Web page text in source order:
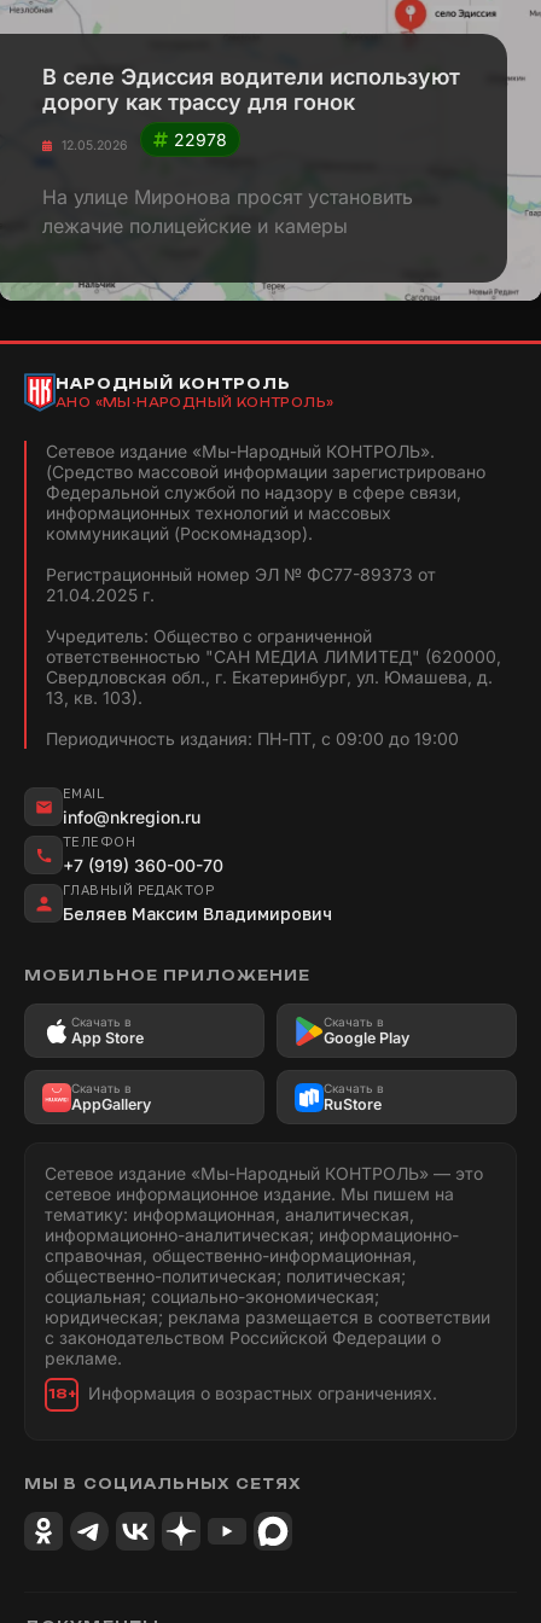
В селе Эдиссия водители используют
дорогу как трассу для гонок
12.05.2026 22978
На улице Миронова просят установить
лежачие полицейские и камеры
НАРОДНЫЙ КОНТРОЛЬ
АНО «МЫ-НАРОДНЫЙ КОНТРОЛЬ»
Сетевое издание «Мы-Народный КОНТРОЛЬ».
(Средство массовой информации зарегистрировано
Федеральной службой по надзору в сфере связи,
информационных технологий и массовых
коммуникаций (Роскомнадзор).
Регистрационный номер ЭЛ № ФС77-89373 от
21.04.2025 г.
Учредитель: Общество с ограниченной
ответственностью "САН МЕДИА ЛИМИТЕД" (620000,
Свердловская обл., г. Екатеринбург, ул. Юмашева, д.
13, кв. 103).
Периодичность издания: ПН-ПТ, с 09:00 до 19:00
EMAIL
info@nkregion.ru
ТЕЛЕФОН
+7 (919) 360-00-70
ГЛАВНЫЙ РЕДАКТОР
Беляев Максим Владимирович
МОБИЛЬНОЕ ПРИЛОЖЕНИЕ
Скачать в
App Store
Скачать в
Google Play
Скачать в
AppGallery
Скачать в
RuStore
Сетевое издание «Мы-Народный КОНТРОЛЬ» — это
сетевое информационное издание. Мы пишем на
тематику: информационная, аналитическая,
информационно-аналитическая; информационно-
справочная, общественно-информационная,
общественно-политическая; политическая;
социальная; социально-экономическая;
юридическая; реклама размещается в соответствии
с законодательством Российской Федерации о
рекламе.
18+ Информация о возрастных ограничениях.
МЫ В СОЦИАЛЬНЫХ СЕТЯХ